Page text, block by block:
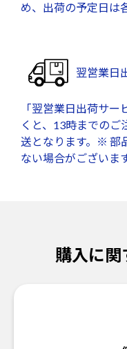
め、出荷の予定日は
翌営業日
「翌営業日出荷サ
くと、13時までのご
送となります。※ 部
ない場合がございます
購入に関